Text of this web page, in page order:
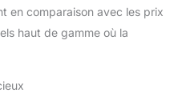
en comparaison avec les prix
haut de gamme où la